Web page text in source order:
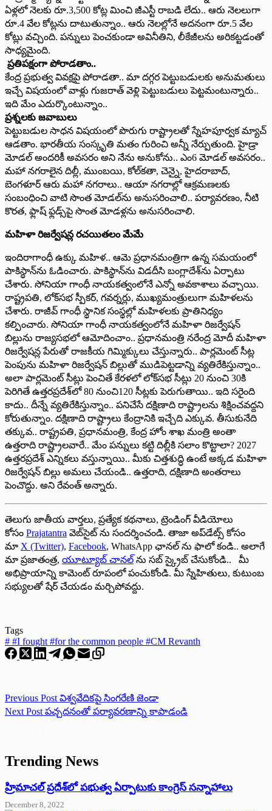
ఏళ్లలో నెలకు రూ.3,500 కోట్ల మించి జీఎస్టీ రాబడి లేదు.. ఆరు నెలలుగా
రూ.4 వేల కోట్లను దాటుతున్నాం.. ఆరు నెలల్లోనే అదనంగా రూ.5 వేల
కోట్లు వచ్చింది. పన్నులు పెంచకుండా అవినీతిని, లీకేజీలను అరికట్టడంతో
సాధ్యమైంది.
ప్రతిపక్షంగా పోరాడతాం..
కేంద్ర ప్రభుత్వ వివక్షపై పోరాడతా.. మా దగ్గర పెట్టుబడులకు అనుమతులు
ఇచ్చే విషయంలో వాళ్లు గుజరాత్ వెళ్లి పెట్టుబడులు పెట్టమంటున్నారు..
ఇది మేం ఎదుర్కొంటున్నాం..
ప్రశ్నలకు జవాబులు
పెట్టుబడుల సాధన విషయంలో పొరుగు రాష్ట్రాలతో స్నేహపూర్వక మ్యాచ్
ఆడతాం. భారతీయ సంస్కృతి మతం గురించి అన్నీ నేర్పుతుంది. హైడ్రా
మోడల్ అందరికీ అవసరం అని నేను అనుకోను.. ఎం6 మోడల్ అవసరం..
మహా నగరాలైన దిల్లీ, ముంబయి, కోల్‌కతా, చెన్నై, హైదరాబాద్,
బెంగళూర్ ఆరు మహా నగరాలు.. ఆయా నగరాల్లో ఆక్రమణలకు
సంబంధించి వాటి సొంత మోడల్‌ను అనుసరించాలి.. పర్యావరణం, నీటి
కొరత, ఫ్లాష్ ఫ్లడ్స్‌పై సొంత మోడళ్లను అనుసరించాలి.
మహిళా రిజర్వేషన్ల రచయితలం మేమే
ఇందిరాగాంధీ ఉక్కు మహిళ.. ఆమె ప్రధానమంత్రిగా ఉన్న సమయంలో
పాకిస్థాన్‌ను ఓడించారు. పాకిస్థాన్‌ను విడదీసి బంగ్లాదేశ్‌ను ఏర్పాటు
చేశారు. సోనియా గాంధీ నాయకత్వంలోనే ఎన్నో అవకాశాలు వచ్చాయి.
రాష్ట్రపతి, లోక్‌సభ స్పీకర్, గవర్నర్లు, ముఖ్యమంత్రులుగా మహిళలను
చేశారు. రాజీవ్ గాంధీ స్థానిక సంస్థల్లో మహిళలకు ప్రాతినిధ్యం
కల్పించారు. సోనియా గాంధీ నాయకత్వంలోనే మహిళా రిజర్వేషన్
బిల్లును రాజ్యసభలో ఆమోదించాం.. ప్రధానమంత్రి నరేంద్ర మోదీ మహిళా
రిజర్వేషన్ల పేరుతో రాజకీయ గిమ్మిక్కులు చేస్తున్నారు.. పార్లమెంట్ సీట్ల
పెంపును మహిళా రిజర్వేషన్ బిల్లుతో ముడిపెట్టడాన్ని వ్యతిరేకిస్తున్నాం..
అలా పార్లమెంట్ సీట్లు పెంచితే కేరళలో లోక్‌సభ సీట్లు 20 నుంచి 30కి
పెరిగితే ఉత్తరప్రదేశ్‌లో 80 నుంచి120 సీట్లకు పెరుగుతాయి.. ఇది సరైంది
కాదు.. దీన్నే వ్యతిరేకిస్తున్నాం.. పనిచేసే దక్షిణాది రాష్ట్రాలను శిక్షించవద్దని
కోరుతున్నాం. దక్షిణాది రాష్ట్రాలు కేంద్రానికి ఇచ్చేది ఎక్కువ. తీసుకునేది
తక్కువ.. రాష్ట్రపతి, ప్రధానమంత్రి, కేంద్ర హోం శాఖ మంత్రి అంతా
ఉత్తరాది రాష్ట్రాలవారే.. మేం పన్నులు కట్టి దిల్లీకి సలాం కొట్టాలా? 2027
ఉత్తరప్రదేశ్ ఎన్నికలు వస్తున్నాయి.. మీకు చిత్తశుద్ధి ఉంటే అక్కడ మహిళా
రిజర్వేషన్ బిల్లు అమలు చేయండి.. ఉత్తరాది, దక్షిణాది అంతరాలు
పెంచొద్దు. అని రేవంత్ అన్నారు.
తెలుగు జాతీయ వార్తలు, ప్రత్యేక కథనాలు, ట్రెండింగ్ వీడియోలు
కోసం Prajatantra వెబ్‌సైట్ ను సందర్శించండి. తాజా అప్‌డేట్స్ కోసం
మా X (Twitter), Facebook, WhatsApp ఛానల్ ను ఫాలో కండి.. అలాగే
మా ప్రజాతంత్ర, యూట్యూబ్ చానల్ ను సబ్ స్క్రైబ్ చేసుకోండి.. మీ
అభిప్రాయాన్ని కామెంట్ రూపంలో పంచుకోండి. మీ స్నేహితులు, కుటుంబ
సభ్యులతో షేర్ చేయడం మర్చిపోవద్దు.
Tags
# #I fought #for the common people #CM Revanth
Previous Post విశ్వవేదికపై సింగరేణి జెండా
Next Post పచ్చదనంతో పర్యావరణాన్ని కాపాడండి
Trending News
‌హ్రిమాచల్‌ ‌ప్రదేశ్‌లో పభుత్వ ఏర్పాటుకు కాంగ్రెస్‌ ‌సన్నాహాలు
December 8, 2022